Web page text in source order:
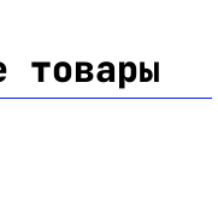
товары